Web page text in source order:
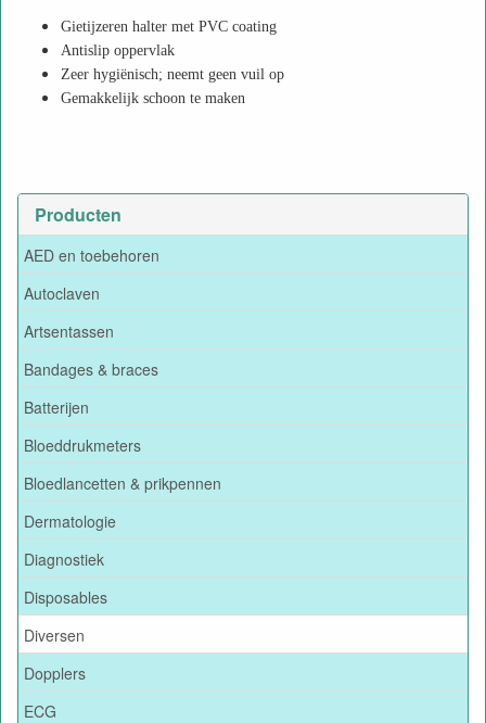
Producten
AED en toebehoren
Autoclaven
Artsentassen
Bandages & braces
Batterijen
Bloeddrukmeters
Bloedlancetten & prikpennen
Dermatologie
Diagnostiek
Disposables
Diversen
Dopplers
ECG
Gietijzeren halter met PVC coating
Antislip oppervlak
Zeer hygiënisch; neemt geen vuil op
Gemakkelijk schoon te maken